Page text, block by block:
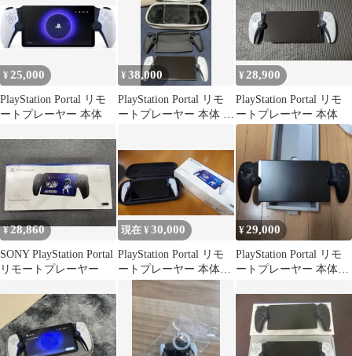
¥25,000
PlayStation Portal リモ
ートプレーヤー 本体
¥38,000
PlayStation Portal リモ
ートプレーヤー 本体 ケ
¥28,900
PlayStation Portal リモ
ートプレーヤー 本体
¥28,860
SONY PlayStation Portal
リモートプレーヤー
現在 ¥30,000
PlayStation Portal リモ
ートプレーヤー 本体
おまけカバー付き
¥29,000
PlayStation Portal リモ
ートプレーヤー 本体